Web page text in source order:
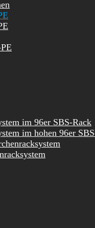
im 96er SBS-Rack
im hohen 96er